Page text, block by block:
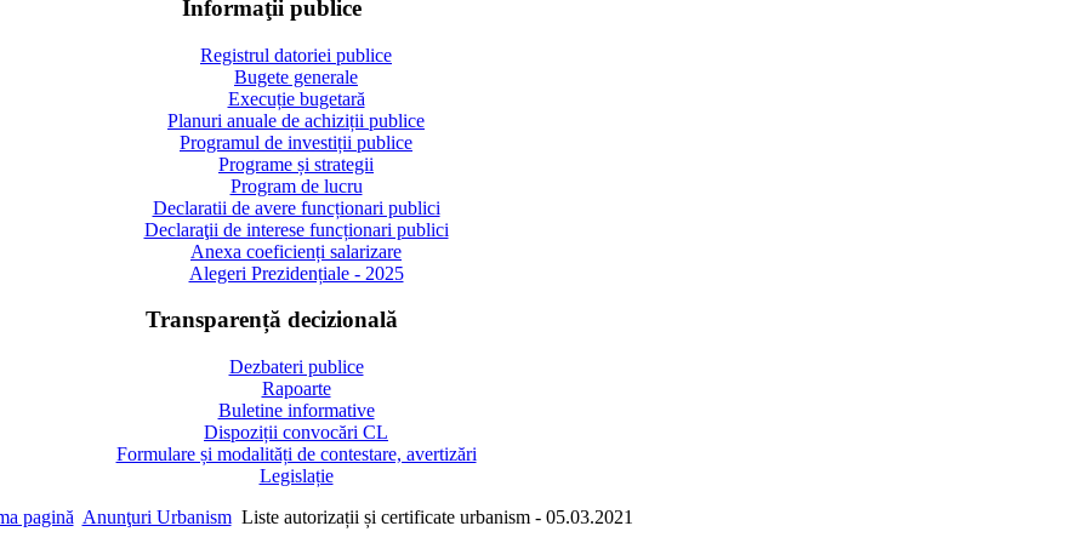
Informaţii publice
Registrul datoriei publice
Bugete generale
Execuție bugetară
Planuri anuale de achiziții publice
Programul de investiții publice
Programe și strategii
Program de lucru
Declaratii de avere funcționari publici
Declaraţii de interese funcționari publici
Anexa coeficienți salarizare
Alegeri Prezidențiale - 2025
Transparență decizională
Dezbateri publice
Rapoarte
Buletine informative
Dispoziții convocări CL
Formulare și modalități de contestare, avertizări
Legislație
pagină Anunţuri Urbanism Liste autorizații și certificate urbanism - 05.03.2021